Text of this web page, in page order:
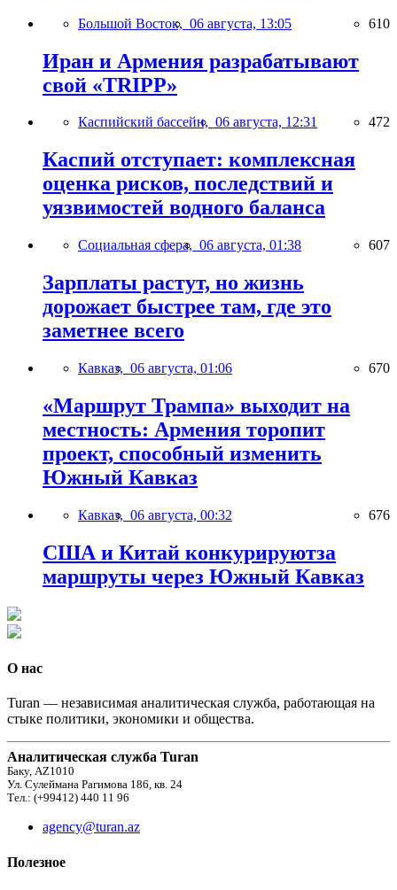
Большой Восток, 06 августа, 13:05 610
Иран и Армения разрабатывают
свой «TRIPP»
Каспийский бассейн, 06 августа, 12:31 472
Каспий отступает: комплексная
оценка рисков, последствий и
уязвимостей водного баланса
Социальная сфера, 06 августа, 01:38 607
Зарплаты растут, но жизнь
дорожает быстрее там, где это
заметнее всего
Кавказ, 06 августа, 01:06 670
«Маршрут Трампа» выходит на
местность: Армения торопит
проект, способный изменить
Южный Кавказ
Кавказ, 06 августа, 00:32 676
США и Китай конкурируютза
маршруты через Южный Кавказ
О нас
Turan — независимая аналитическая служба, работающая на
стыке политики, экономики и общества.
Аналитическая служба Turan
Баку, AZ1010
Ул. Сулеймана Рагимова 186, кв. 24
Тел.: (+99412) 440 11 96
agency@turan.az
Полезное